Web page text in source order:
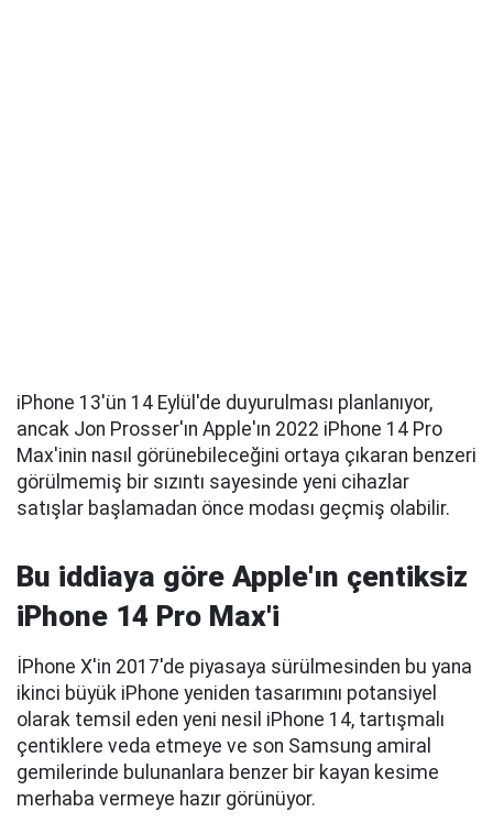
iPhone 13'ün 14 Eylül'de duyurulması planlanıyor,
ancak Jon Prosser'ın Apple'ın 2022 iPhone 14 Pro
Max'inin nasıl görünebileceğini ortaya çıkaran benzeri
görülmemiş bir sızıntı sayesinde yeni cihazlar
satışlar başlamadan önce modası geçmiş olabilir.
Bu iddiaya göre Apple'ın çentiksiz
iPhone 14 Pro Max'i
İPhone X'in 2017'de piyasaya sürülmesinden bu yana
ikinci büyük iPhone yeniden tasarımını potansiyel
olarak temsil eden yeni nesil iPhone 14, tartışmalı
çentiklere veda etmeye ve son Samsung amiral
gemilerinde bulunanlara benzer bir kayan kesime
merhaba vermeye hazır görünüyor.